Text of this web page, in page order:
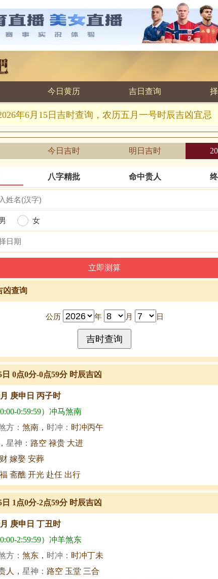
今日黄历 吉日查询
年6月15日吉时查询，农历五月一号时辰吉凶宜忌
今日吉时 明日吉时
八字精批 命中贵人
女
凶查询
公历 年 月 日
日 0点0分-0点59分 时辰吉凶
庚申日 丙子时
0:59:59）冲马煞南
方： 煞南， 时冲： 时冲丙午
星神： 路空 禄贵 大进
嫁娶 安葬
斋醮 开光 赴任 出行
日 1点0分-2点59分 时辰吉凶
庚申日 丁丑时
2:59:59）冲羊煞东
方： 煞东， 时冲： 时冲丁未
人， 星神： 路空 玉堂 三合